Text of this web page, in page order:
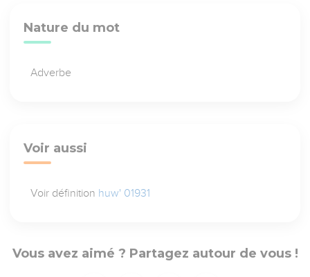
Nature du mot
Adverbe
Voir aussi
Voir définition huw' 01931
Vous avez aimé ? Partagez autour de vous !